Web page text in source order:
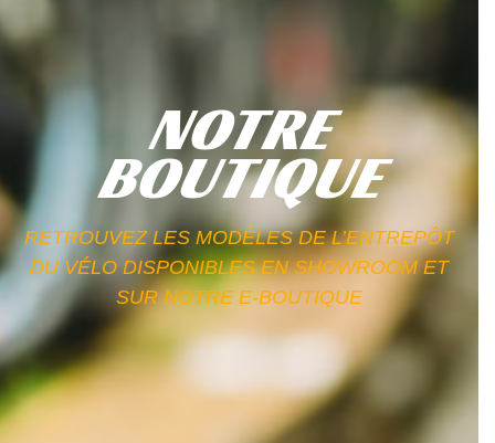
NOTRE
BOUTIQUE
RETROUVEZ LES MODÈLES DE L’ENTREPÔT
DU VÉLO DISPONIBLES EN SHOWROOM ET
SUR NOTRE E-BOUTIQUE​